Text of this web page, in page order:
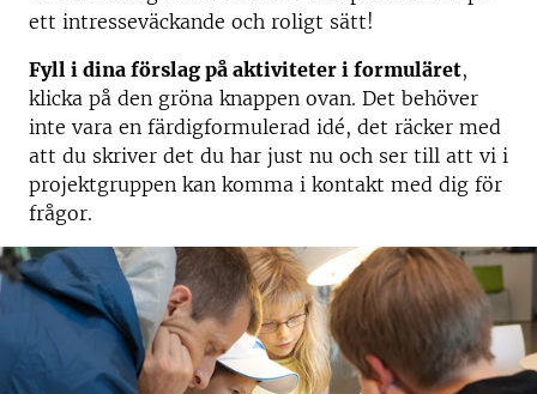
ett intresseväckande och roligt sätt!
Fyll i dina förslag på aktiviteter i formuläret,
klicka på den gröna knappen ovan. Det behöver
inte vara en färdigformulerad idé, det räcker med
att du skriver det du har just nu och ser till att vi i
projektgruppen kan komma i kontakt med dig för
frågor.